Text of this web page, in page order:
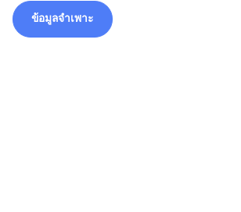
ข้อมูลจำเพาะ